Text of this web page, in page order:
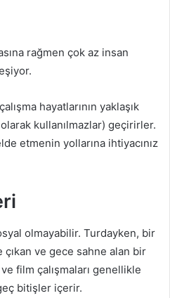
rağmen çok az insan
hayatlarının yaklaşık
kullanılmazlar) geçirirler.
etmenin yollarına ihtiyacınız
olmayabilir. Turdayken, bir
ve gece sahne alan bir
film çalışmaları genellikle
bitişler içerir.